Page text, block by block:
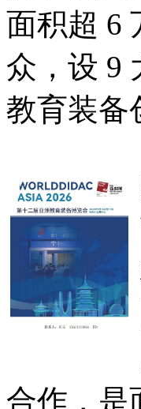
面积超 6
众，设 9
教育装备
合作，是